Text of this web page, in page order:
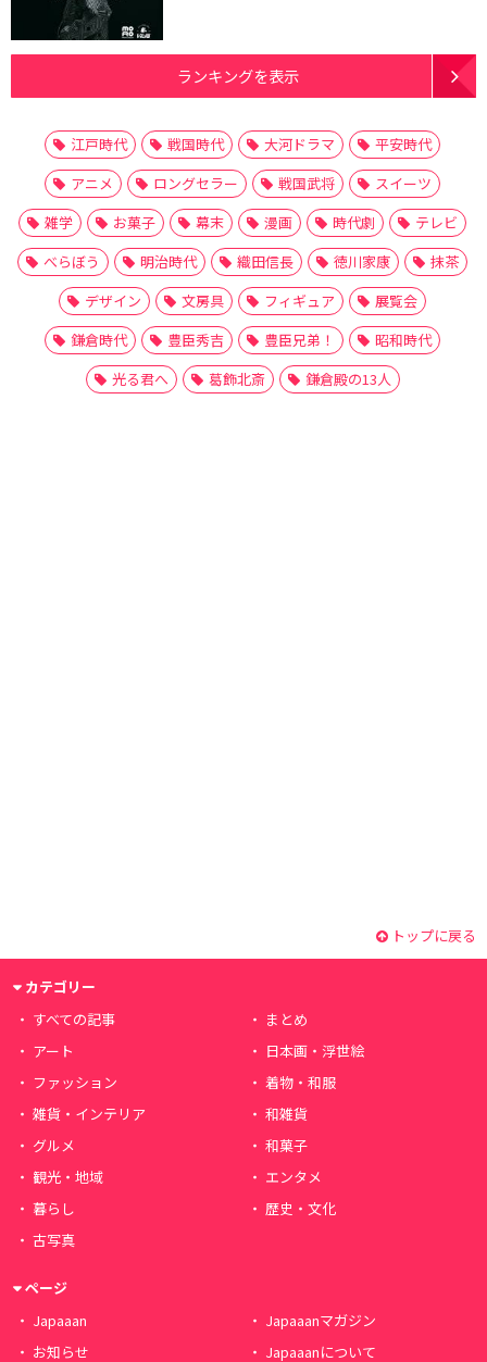
ランキングを表示
江戸時代 戦国時代 大河ドラマ
平安時代
アニメ
ロングセラー 戦国武将
スイーツ
雑学
お菓子 幕末 漫画 時代劇
テレビ
べらぼう
明治時代 織田信長 徳川家康
抹茶
デザイン
文房具 フィギュア
展覧会
鎌倉時代
豊臣秀吉 豊臣兄弟！
昭和時代
光る君へ
葛飾北斎 鎌倉殿の13人
トップに戻る
カテゴリー
すべての記事
まとめ
アート
日本画・浮世絵
ファッション
着物・和服
雑貨・インテリア
和雑貨
グルメ
和菓子
観光・地域
エンタメ
暮らし
歴史・文化
古写真
ページ
Japaaan
Japaaanマガジン
お知らせ
Japaaanについて